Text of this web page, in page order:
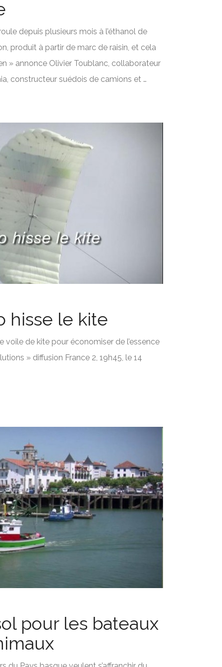
depuis plusieurs mois à l’éthanol de
produit à partir de marc de raisin, et cela
» annonce Olivier Toublanc, collaborateur
constructeur suédois de camions et …
hisse le kite
voile de kite pour économiser de l’essence
» diffusion France 2, 19h45, le 14
pour les bateaux